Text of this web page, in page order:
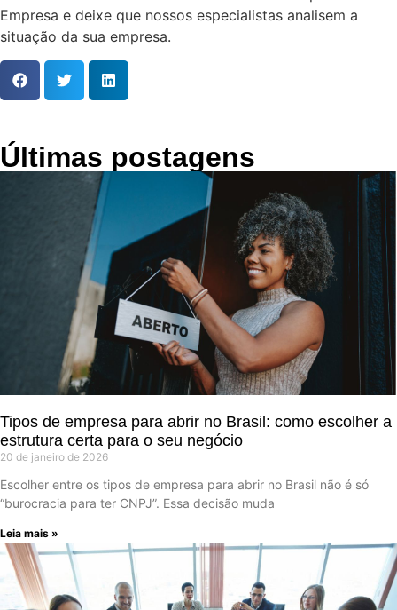
Empresa e deixe que nossos especialistas analisem a
situação da sua empresa.
Últimas postagens
Tipos de empresa para abrir no Brasil: como escolher a
estrutura certa para o seu negócio
20 de janeiro de 2026
Escolher entre os tipos de empresa para abrir no Brasil não é só
“burocracia para ter CNPJ”. Essa decisão muda
Leia mais »